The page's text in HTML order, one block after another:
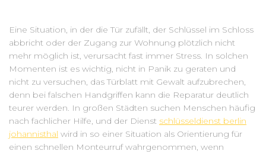
Eine Situation, in der die Tür zufällt, der Schlüssel im Schloss
abbricht oder der Zugang zur Wohnung plötzlich nicht
mehr möglich ist, verursacht fast immer Stress. In solchen
Momenten ist es wichtig, nicht in Panik zu geraten und
nicht zu versuchen, das Türblatt mit Gewalt aufzubrechen,
denn bei falschen Handgriffen kann die Reparatur deutlich
teurer werden. In großen Städten suchen Menschen häufig
nach fachlicher Hilfe, und der Dienst schlüsseldienst berlin
johannisthal wird in so einer Situation als Orientierung für
einen schnellen Monteurruf wahrgenommen, wenn